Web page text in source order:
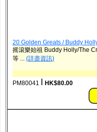
20 Golden Greats / Buddy
摇滾樂始祖 Buddy Holly/The
等 ... (詳盡資訊)
PM80041 HK$80.00